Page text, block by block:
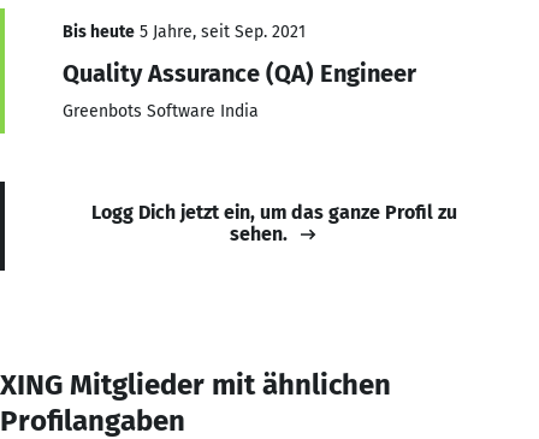
Bis heute 5 Jahre, seit Sep. 2021
Quality Assurance (QA) Engineer
Greenbots Software India
Logg Dich jetzt ein, um das ganze Profil zu
sehen.
XING Mitglieder mit ähnlichen
Profilangaben